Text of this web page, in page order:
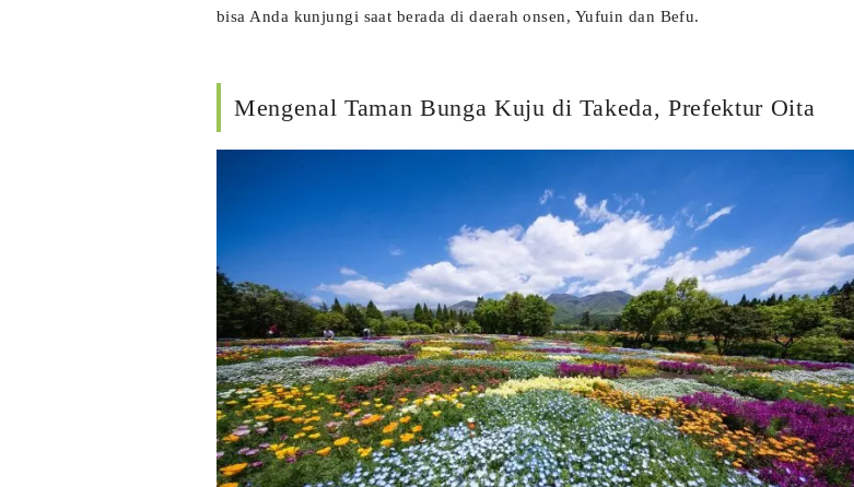
bisa Anda kunjungi saat berada di daerah onsen, Yufuin dan Befu.
Mengenal Taman Bunga Kuju di Takeda, Prefektur Oita